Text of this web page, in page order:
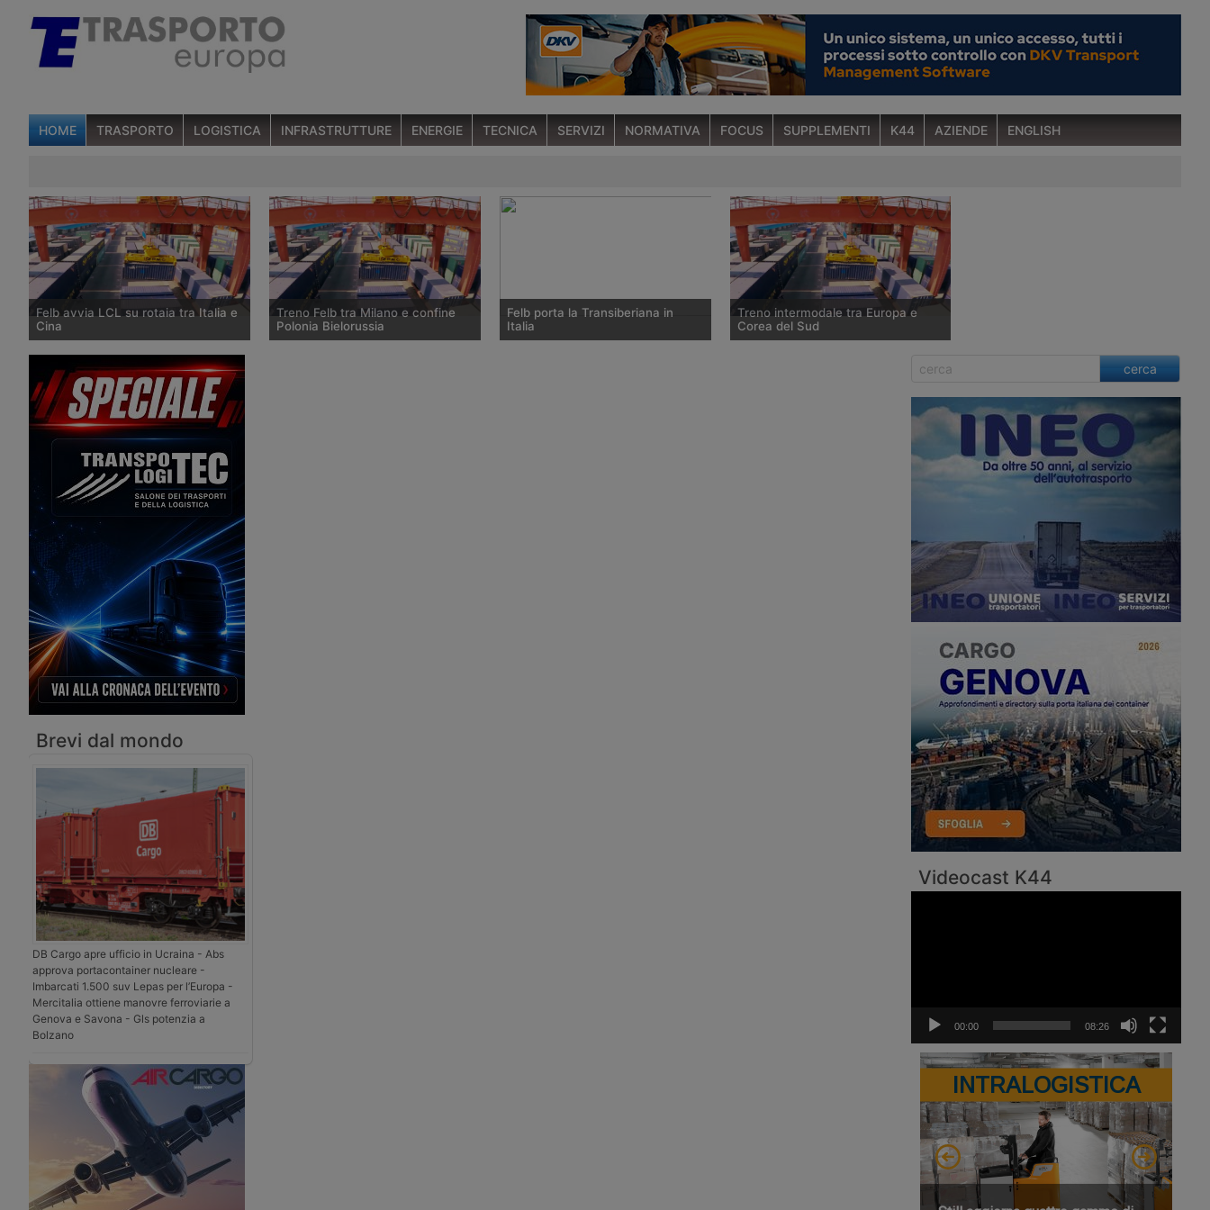
HOME TRASPORTO LOGISTICA INFRASTRUTTURE ENERGIE TECNICA SERVIZI NORMATIVA FOCUS SUPPLEMENTI K44 AZIENDE ENGLISH
Felb avvia LCL su rotaia tra Italia e
Cina
La filiale italiana di Far East Land
Bridge annuncia l’avvio di spedizioni a
carico parziale sui container che
viaggiano in treno da e per la Cina.
Treno Felb tra Milano e confine
Polonia Bielorussia
Felb porta la Transiberiana in
Italia
Treno intermodale tra Europa e
Corea del Sud
tedesco di Duisburg con il Far East.
Brevi dal mondo
DB Cargo apre ufficio in Ucraina - Abs
approva portacontainer nucleare -
Imbarcati 1.500 suv Lepas per l’Europa -
Mercitalia ottiene manovre ferroviarie a
Genova e Savona - Gls potenzia a
Bolzano
cerca
Videocast K44
00:00 08:26
INTRALOGISTICA